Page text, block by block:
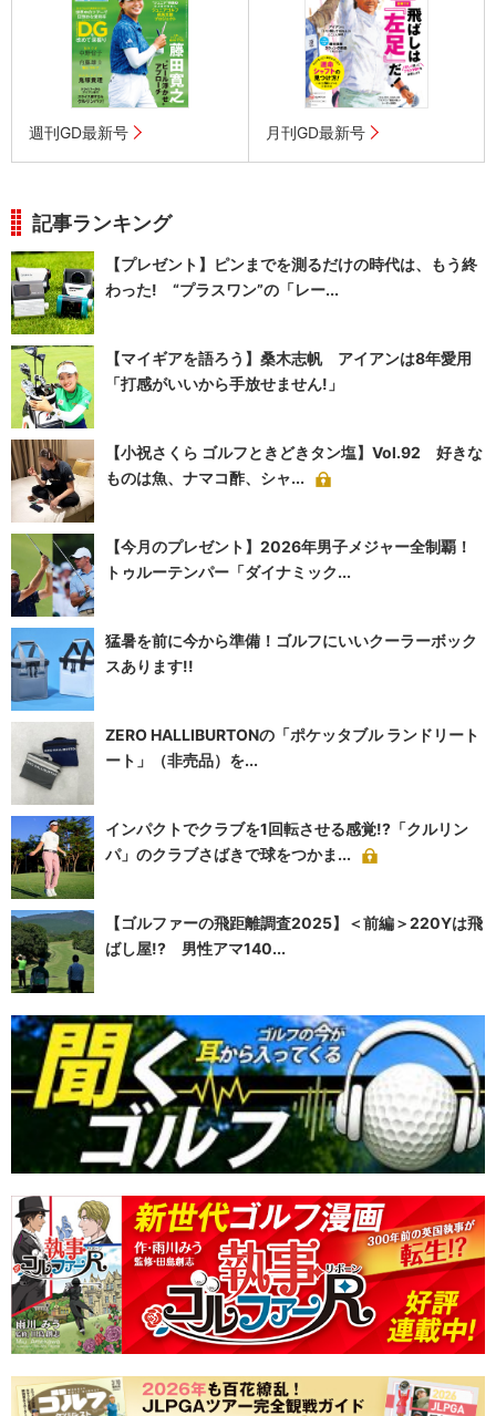
週刊GD最新号 月刊GD最新号
記事ランキング
【プレゼント】ピンまでを測るだけの時代は、もう終
わった! “プラスワン”の「レー...
【マイギアを語ろう】桑木志帆 アイアンは8年愛用
「打感がいいから手放せません!」
【小祝さくら ゴルフときどきタン塩】Vol.92 好きな
ものは魚、ナマコ酢、シャ...
【今月のプレゼント】2026年男子メジャー全制覇！
トゥルーテンパー「ダイナミック...
猛暑を前に今から準備！ゴルフにいいクーラーボック
スあります!!
ZERO HALLIBURTONの「ポケッタブル ランドリート
ート」（非売品）を...
インパクトでクラブを1回転させる感覚!?「クルリン
パ」のクラブさばきで球をつかま...
【ゴルファーの飛距離調査2025】＜前編＞220Yは飛
ばし屋!? 男性アマ140...